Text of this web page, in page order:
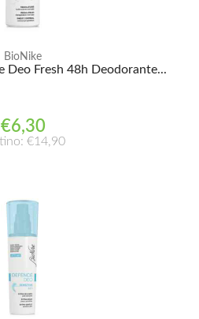
BioNike
Deo Fresh 48h Deodorante...
€6,30
€14,90